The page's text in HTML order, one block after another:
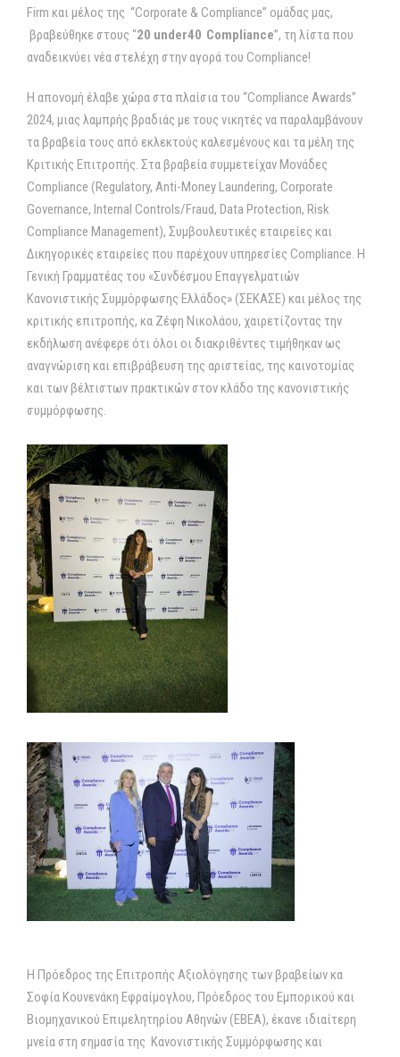
Firm και μέλος της “Corporate & Compliance” ομάδας μας,
βραβεύθηκε στους “20 under40 Compliance”, τη λίστα που
αναδεικνύει νέα στελέχη στην αγορά του Compliance!
Η απονομή έλαβε χώρα στα πλαίσια του “Compliance Awards”
2024, μιας λαμπρής βραδιάς με τους νικητές να παραλαμβάνουν
τα βραβεία τους από εκλεκτούς καλεσμένους και τα μέλη της
Κριτικής Επιτροπής. Στα βραβεία συμμετείχαν Μονάδες
Compliance (Regulatory, Anti-Money Laundering, Corporate
Governance, Internal Controls/Fraud, Data Protection, Risk
Compliance Management), Συμβουλευτικές εταιρείες και
Δικηγορικές εταιρείες που παρέχουν υπηρεσίες Compliance. Η
Γενική Γραμματέας του «Συνδέσμου Επαγγελματιών
Κανονιστικής Συμμόρφωσης Ελλάδος» (ΣΕΚΑΣΕ) και μέλος της
κριτικής επιτροπής, κα Ζέφη Νικολάου, χαιρετίζοντας την
εκδήλωση ανέφερε ότι όλοι οι διακριθέντες τιμήθηκαν ως
αναγνώριση και επιβράβευση της αριστείας, της καινοτομίας
και των βέλτιστων πρακτικών στον κλάδο της κανονιστικής
συμμόρφωσης.
Η Πρόεδρος της Επιτροπής Αξιολόγησης των βραβείων κα
Σοφία Κουνενάκη Εφραίμογλου, Πρόεδρος του Εμπορικού και
Βιομηχανικού Επιμελητηρίου Αθηνών (ΕΒΕΑ), έκανε ιδιαίτερη
μνεία στη σημασία της Κανονιστικής Συμμόρφωσης και